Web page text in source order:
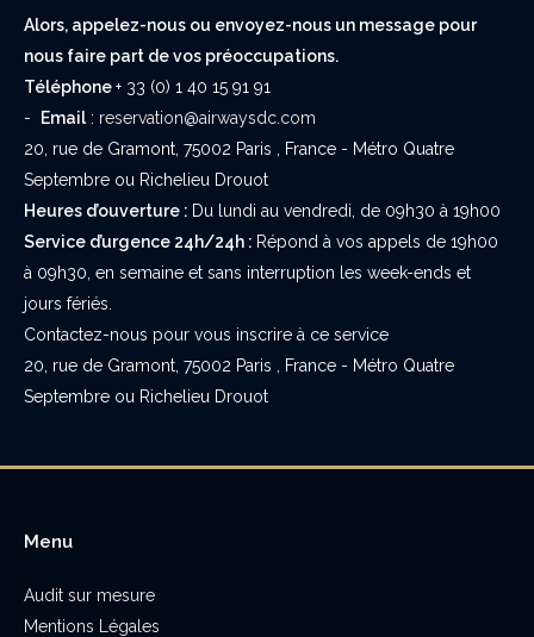
Alors, appelez-nous ou envoyez-nous un message pour
nous faire part de vos préoccupations.
Téléphone+ 33 (0) 1 40 15 91 91
-
Email: reservation@airwaysdc.com
20, rue de Gramont, 75002 Paris , France - Métro Quatre
Septembre ou Richelieu Drouot
Heures d’ouverture : Du lundi au vendredi, de 09h30 à 19h00
Service d’urgence 24h/24h : Répond à vos appels de 19h00
à 09h30, en semaine et sans interruption les week-ends et
jours fériés.
Contactez-nous pour vous inscrire à ce service
20, rue de Gramont, 75002 Paris , France - Métro Quatre
Septembre ou Richelieu Drouot
Menu
Audit sur mesure
Mentions Légales